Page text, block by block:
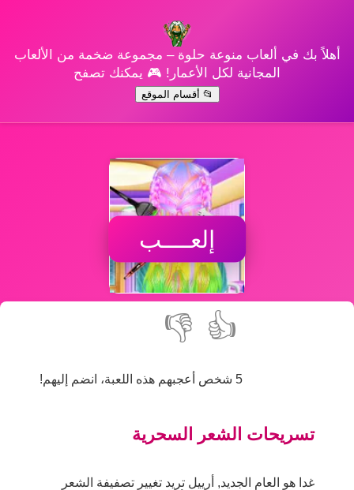
أهلاً بك في ألعاب منوعة حلوة – مجموعة ضخمة من الألعاب
المجانية لكل الأعمار! 🎮 يمكنك تصفح
📂 أقسام الموقع
إلعــــب
👍
👎
5 شخص أعجبهم هذه اللعبة، انضم إليهم!
تسريحات الشعر السحرية
غدا هو العام الجديد, أرييل تريد تغيير تصفيفة الشعر